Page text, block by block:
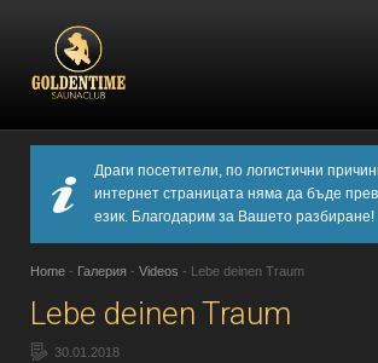
Драги посетители, по логистични
интернет страницата няма да бъде
език. Благодарим за Вашето разбиране!
Home - Галерия - Videos - Lebe deinen Traum
Lebe deinen Traum
30.01.2018